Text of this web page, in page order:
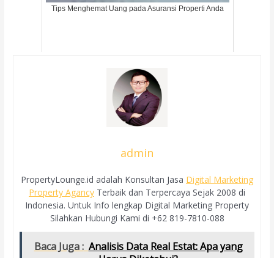
Tips Menghemat Uang pada Asuransi Properti Anda
admin
PropertyLounge.id adalah Konsultan Jasa Digital Marketing
Property Agancy Terbaik dan Terpercaya Sejak 2008 di
Indonesia. Untuk Info lengkap Digital Marketing Property
Silahkan Hubungi Kami di +62 819-7810-088
Baca Juga : Analisis Data Real Estat: Apa yang